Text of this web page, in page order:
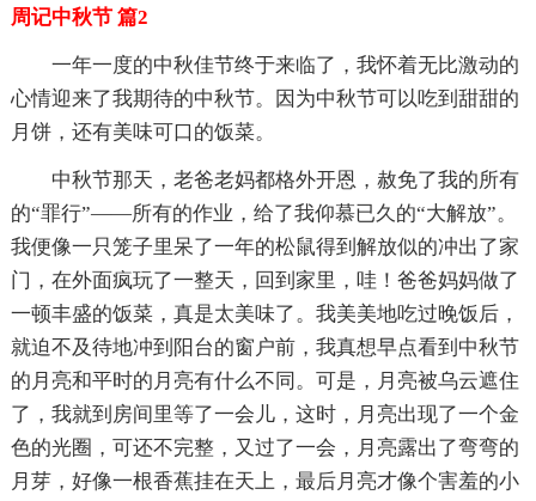
周记中秋节 篇2
一年一度的中秋佳节终于来临了，我怀着无比激动的
心情迎来了我期待的中秋节。因为中秋节可以吃到甜甜的
月饼，还有美味可口的饭菜。
中秋节那天，老爸老妈都格外开恩，赦免了我的所有
的“罪行”——所有的作业，给了我仰慕已久的“大解放”。
我便像一只笼子里呆了一年的松鼠得到解放似的冲出了家
门，在外面疯玩了一整天，回到家里，哇！爸爸妈妈做了
一顿丰盛的饭菜，真是太美味了。我美美地吃过晚饭后，
就迫不及待地冲到阳台的窗户前，我真想早点看到中秋节
的月亮和平时的月亮有什么不同。可是，月亮被乌云遮住
了，我就到房间里等了一会儿，这时，月亮出现了一个金
色的光圈，可还不完整，又过了一会，月亮露出了弯弯的
月芽，好像一根香蕉挂在天上，最后月亮才像个害羞的小